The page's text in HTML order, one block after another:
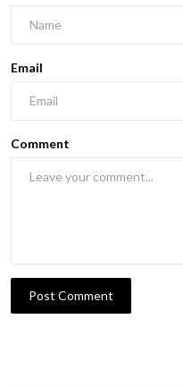
Email
Comment
Post Comment